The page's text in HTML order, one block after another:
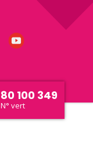
80 100 349
N° vert